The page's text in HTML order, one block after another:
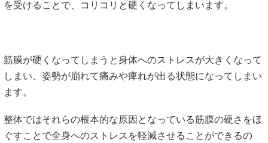
を受けることで、コリコリと硬くなってしまいます。
筋膜が硬くなってしまうと身体へのストレスが大きくなって
しまい、姿勢が崩れて痛みや痺れが出る状態になってしまい
ます。
整体ではそれらの根本的な原因となっている筋膜の硬さをほ
ぐすことで全身へのストレスを軽減させることができるの